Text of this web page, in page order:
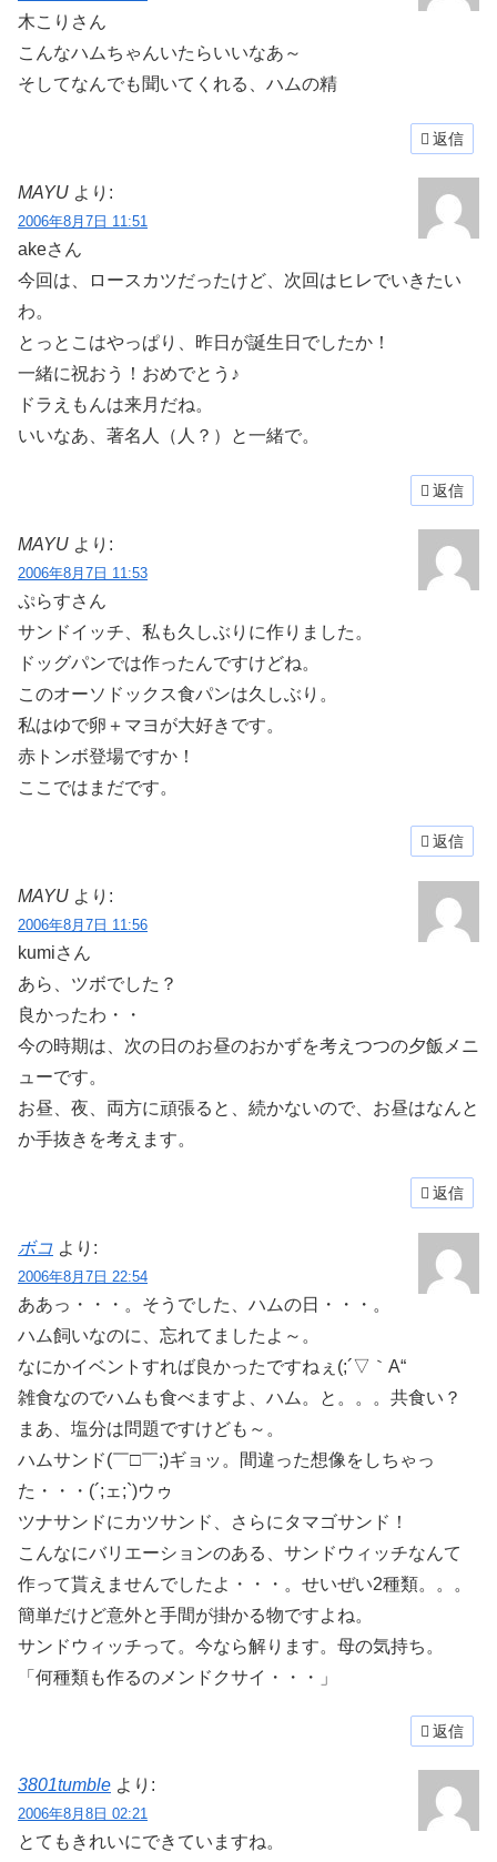
木こりさん
こんなハムちゃんいたらいいなあ～
そしてなんでも聞いてくれる、ハムの精
返信
MAYU より:
2006年8月7日 11:51
akeさん
今回は、ロースカツだったけど、次回はヒレでいきたい
わ。
とっとこはやっぱり、昨日が誕生日でしたか！
一緒に祝おう！おめでとう♪
ドラえもんは来月だね。
いいなあ、著名人（人？）と一緒で。
返信
MAYU より:
2006年8月7日 11:53
ぷらすさん
サンドイッチ、私も久しぶりに作りました。
ドッグパンでは作ったんですけどね。
このオーソドックス食パンは久しぶり。
私はゆで卵＋マヨが大好きです。
赤トンボ登場ですか！
ここではまだです。
返信
MAYU より:
2006年8月7日 11:56
kumiさん
あら、ツボでした？
良かったわ・・
今の時期は、次の日のお昼のおかずを考えつつの夕飯メニ
ューです。
お昼、夜、両方に頑張ると、続かないので、お昼はなんと
か手抜きを考えます。
返信
ボコ より:
2006年8月7日 22:54
ああっ・・・。そうでした、ハムの日・・・。
ハム飼いなのに、忘れてましたよ～。
なにかイベントすれば良かったですねぇ(;´▽｀A“
雑食なのでハムも食べますよ、ハム。と。。。共食い？
まあ、塩分は問題ですけども～。
ハムサンド(￣□￣;)ギョッ。間違った想像をしちゃっ
た・・・(´;ェ;`)ウゥ
ツナサンドにカツサンド、さらにタマゴサンド！
こんなにバリエーションのある、サンドウィッチなんて
作って貰えませんでしたよ・・・。せいぜい2種類。。。
簡単だけど意外と手間が掛かる物ですよね。
サンドウィッチって。今なら解ります。母の気持ち。
「何種類も作るのメンドクサイ・・・」
返信
3801tumble より:
2006年8月8日 02:21
とてもきれいにできていますね。